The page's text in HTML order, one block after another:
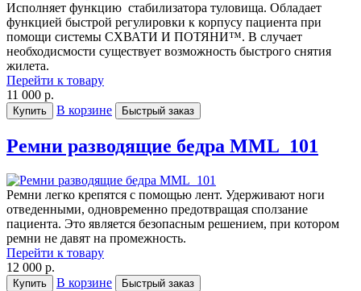
Исполняет функцию стабилизатора туловища. Обладает
функцией быстрой регулировки к корпусу пациента при
помощи системы СХВАТИ И ПОТЯНИ™. В случает
необходисмости существует возможность быстрого снятия
жилета.
Перейти к товару
11 000 р.
Купить В корзине Быстрый заказ
Ремни разводящие бедра MML_101
Ремни легко крепятся с помощью лент. Удерживают ноги
отведенными, одновременно предотвращая сползание
пациента. Это является безопасным решением, при котором
ремни не давят на промежность.
Перейти к товару
12 000 р.
Купить В корзине Быстрый заказ